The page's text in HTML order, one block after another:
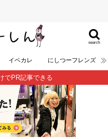
search
イベカレ にしつーフレンズ
でPR記事できる